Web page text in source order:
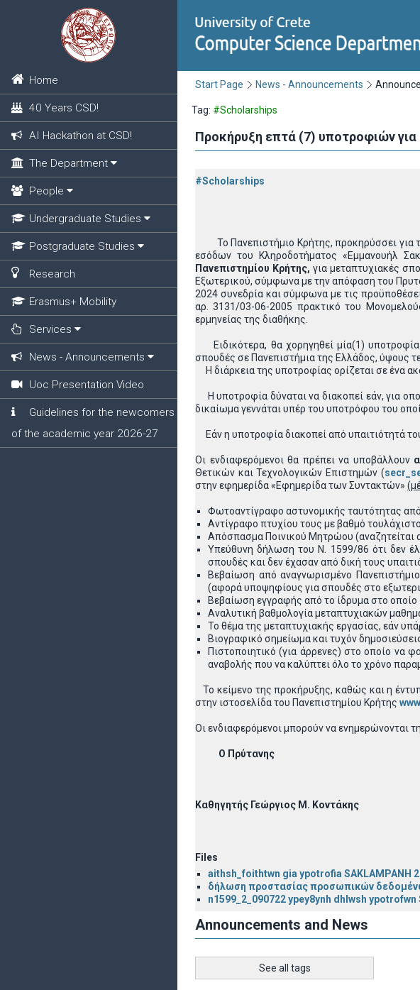
Home
40 Years CSD!
AI Hackathon at CSD!
The Department
People
Undergraduate Studies
Postgraduate Studies
Research
Erasmus+ Mobility
Services
News - Announcements
Uoc Presentation Video
Guidelines for the newcomers
of the academic year 2026-27
Start Page News - Announcements
Tag: #Scholarships
Προκήρυξη επτά (7) υποτροφιών
#Scholarships
Το Πανεπιστήμιο Κρήτης, προκηρύσσει για
εσόδων του Κληροδοτήματος «Εμμανουήλ
Πανεπιστημίου Κρήτης, για μεταπτυχιακές
Εξωτερικού, σύμφωνα με την απόφαση του
2024 συνεδρία και σύμφωνα με τις
αρ. 3131/03-06-2005 πρακτικό του
ερμηνείας της διαθήκης.
Ειδικότερα, θα χορηγηθεί μία(1)
σπουδές σε Πανεπιστήμια της Ελλάδος, ύψους
Η διάρκεια της υποτροφίας ορίζεται σε ένα
Η υποτροφία δύναται να διακοπεί εάν, για
δικαίωμα γεννάται υπέρ του υποτρόφου του
Εάν η υποτροφία διακοπεί από υπαιτιότητά
Οι ενδιαφερόμενοι θα πρέπει να υποβάλλουν
Θετικών και Τεχνολογικών Επιστημών (
στην εφημερίδα «Εφημερίδα των Συντακτών»
Φωτοαντίγραφο αστυνομικής ταυτότητας από
Αντίγραφο πτυχίου τους με βαθμό
Απόσπασμα Ποινικού Μητρώου (αναζητείται
Υπεύθυνη δήλωση του Ν. 1599/86 ότι δεν
σπουδές και δεν έχασαν από δική τους
Βεβαίωση από αναγνωρισμένο
(αφορά υποψηφίους για σπουδές στο
Βεβαίωση εγγραφής από το ίδρυμα στο
Αναλυτική βαθμολογία μεταπτυχιακών
Το θέμα της μεταπτυχιακής εργασίας, εάν
Βιογραφικό σημείωμα και τυχόν
Πιστοποιητικό (για άρρενες) στο οποίο να
αναβολής που να καλύπτει όλο το χρόνο
Το κείμενο της προκήρυξης, καθώς και η
στην ιστοσελίδα του Πανεπιστημίου Κρήτης
Οι ενδιαφερόμενοι μπορούν να
Ο Πρύτανης
Καθηγητής Γεώργιος Μ. Κοντάκης
Files
aithsh_foithtwn gia ypotrofia SAKLAMPANH
δήλωση προστασίας προσωπικών
n1599_2_090722 ypey8ynh dhlwsh
Announcements and News
See all tags